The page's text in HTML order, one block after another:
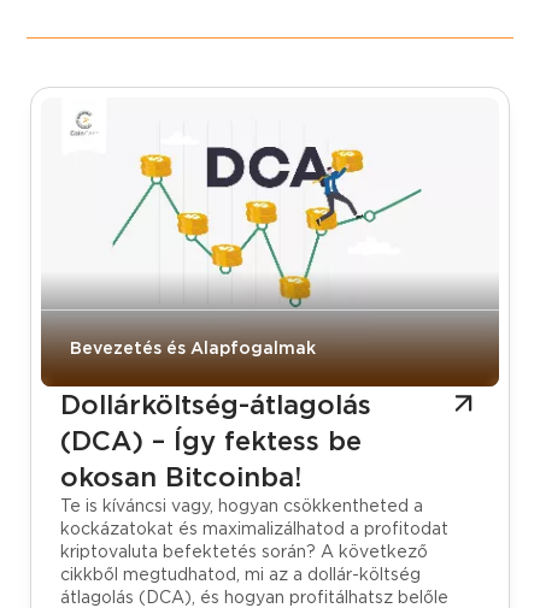
Bevezetés és Alapfogalmak
Dollárköltség-átlagolás
(DCA) – Így fektess be
okosan Bitcoinba!
Te is kíváncsi vagy, hogyan csökkentheted a
kockázatokat és maximalizálhatod a profitodat
kriptovaluta befektetés során? A következő
cikkből megtudhatod, mi az a dollár-költség
átlagolás (DCA), és hogyan profitálhatsz belőle